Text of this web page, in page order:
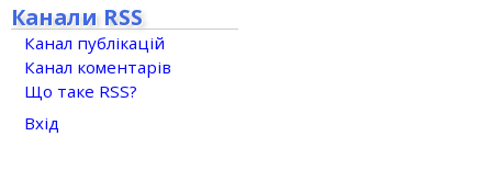
Канали RSS
Канал публікацій
Канал коментарів
Що таке RSS?
Вхід